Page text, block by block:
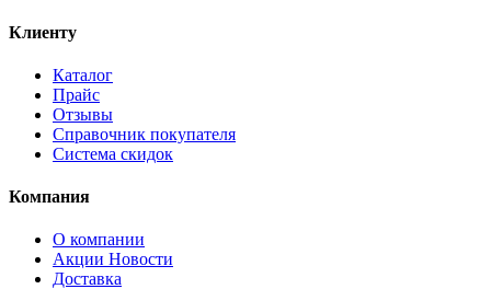
Клиенту
Каталог
Прайс
Отзывы
Справочник покупателя
Система скидок
Компания
О компании
Aкции Новости
Доставка